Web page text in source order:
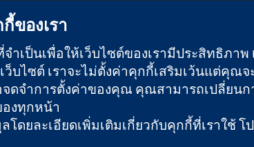
ศล (เลขที่ 1045921) และบริษัทจำกัดโดยการค้ำประ
ข้อกำหนดและเงื่อน
ของเรา
จำเป็นเพื่อให้เว็บไซต์ของเรามีประสิทธิภา
เว็บไซต์ เราจะไม่ตั้งค่าคุกกี้เสริมเว้นแต่คุ
ดจำการตั้งค่าของคุณ คุณสามารถเปลี่ยน
งทุกหน้า
โดยละเอียดเพิ่มเติมเกี่ยวกับคุกกี้ที่เราใช้ โ